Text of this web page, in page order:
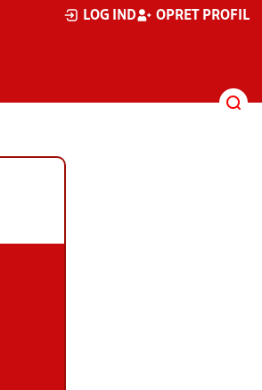
LOG IND OPRET PROFIL